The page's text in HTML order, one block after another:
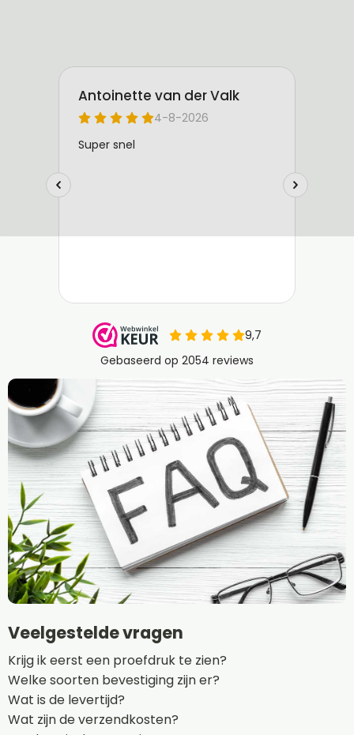
Veelgestelde vragen
Krijg ik eerst een proefdruk te zien?
Welke soorten bevestiging zijn er?
Wat is de levertijd?
Wat zijn de verzendkosten?